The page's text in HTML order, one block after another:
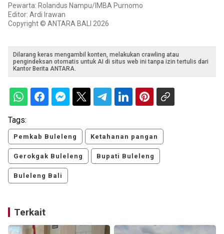
Pewarta: Rolandus Nampu/IMBA Purnomo
Editor: Ardi Irawan
Copyright © ANTARA BALI 2026
Dilarang keras mengambil konten, melakukan crawling atau
pengindeksan otomatis untuk AI di situs web ini tanpa izin tertulis dari
Kantor Berita ANTARA.
Tags:
Pemkab Buleleng Ketahanan pangan
Gerokgak Buleleng Bupati Buleleng
Buleleng Bali
Terkait